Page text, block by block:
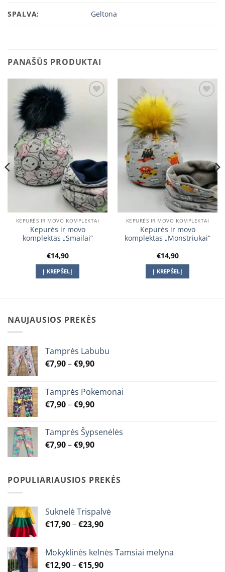
SPALVA: Geltona
PANAŠŪS PRODUKTAI
KEPURĖS IR MOVO KOMPLEKTAI
Kepurės ir movo
komplektas „Smailai”
€14,90
Į KREPŠELĮ
KEPURĖS IR MOVO KOMPLEKTAI
Kepurės ir movo
komplektas „Monstriukai”
€14,90
Į KREPŠELĮ
NAUJAUSIOS PREKĖS
Tamprės Labubu
€7,90–€9,90Price
through
€9,90
Tamprės Pokemonai
€7,90–€9,90Price
through
€9,90
Tamprės Šypsenėlės
€7,90–€9,90Price
through
€9,90
POPULIARIAUSIOS PREKĖS
Suknelė Trispalvė
€17,90–€23,90Price
through
€23,90
Mokyklinės kelnės Tamsiai mėlyna
€12,90–€15,90Price